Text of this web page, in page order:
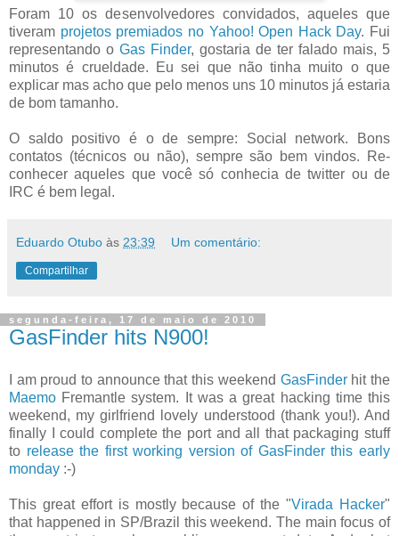
Foram 10 os desenvolvedores convidados, aqueles que
tiveram projetos premiados no Yahoo! Open Hack Day. Fui
representando o Gas Finder, gostaria de ter falado mais, 5
minutos é crueldade. Eu sei que não tinha muito o que
explicar mas acho que pelo menos uns 10 minutos já estaria
de bom tamanho.
O saldo positivo é o de sempre: Social network. Bons
contatos (técnicos ou não), sempre são bem vindos. Re-
conhecer aqueles que você só conhecia de twitter ou de
IRC é bem legal.
Eduardo Otubo às 23:39 Um comentário:
Compartilhar
segunda-feira, 17 de maio de 2010
GasFinder hits N900!
I am proud to announce that this weekend GasFinderhit the
Maemo Fremantle system. It was a great hacking time this
weekend, my girlfriend lovely understood (thank you!). And
finally I could complete the port and all that packaging stuff
to release the first working version of GasFinder this early
monday :-)
This great effort is mostly because of the "Virada Hacker"
that happened in SP/Brazil this weekend. The main focus of